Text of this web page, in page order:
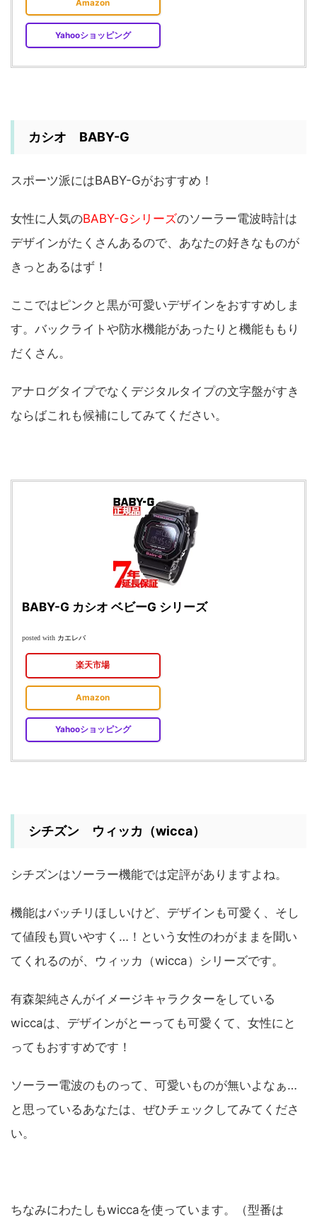
Amazon
Yahooショッピング
カシオ BABY-G
スポーツ派にはBABY-Gがおすすめ！
女性に人気のBABY-Gシリーズのソーラー電波時計は
デザインがたくさんあるので、あなたの好きなものが
きっとあるはず！
ここではピンクと黒が可愛いデザインをおすすめしま
す。バックライトや防水機能があったりと機能ももり
だくさん。
アナログタイプでなくデジタルタイプの文字盤がすき
ならばこれも候補にしてみてください。
BABY-G カシオ ベビーG シリーズ
posted with カエレバ
楽天市場
Amazon
Yahooショッピング
シチズン ウィッカ（wicca）
シチズンはソーラー機能では定評がありますよね。
機能はバッチリほしいけど、デザインも可愛く、そし
て値段も買いやすく…！という女性のわがままを聞い
てくれるのが、ウィッカ（wicca）シリーズです。
有森架純さんがイメージキャラクターをしている
wiccaは、デザインがとーっても可愛くて、女性にと
ってもおすすめです！
ソーラー電波のものって、可愛いものが無いよなぁ…
と思っているあなたは、ぜひチェックしてみてくださ
い。
ちなみにわたしもwiccaを使っています。（型番は